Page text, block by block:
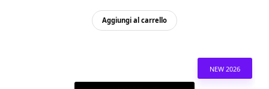
340,00€.
Aggiungi al carrello
NEW 2026